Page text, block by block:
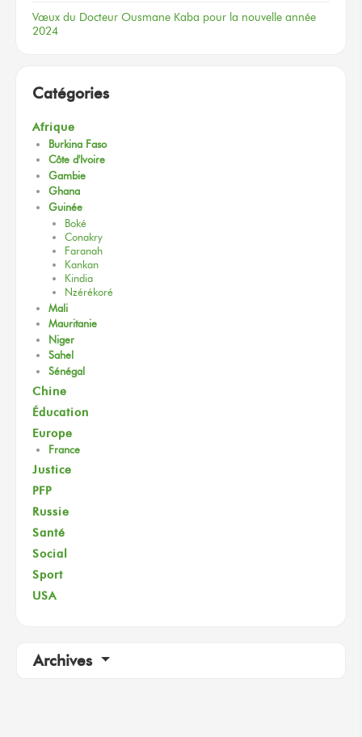
Vœux du Docteur Ousmane Kaba pour la nouvelle année
2024
Catégories
Afrique
Burkina Faso
Côte d'Ivoire
Gambie
Ghana
Guinée
Boké
Conakry
Faranah
Kankan
Kindia
Nzérékoré
Mali
Mauritanie
Niger
Sahel
Sénégal
Chine
Éducation
Europe
France
Justice
PFP
Russie
Santé
Social
Sport
USA
Archives